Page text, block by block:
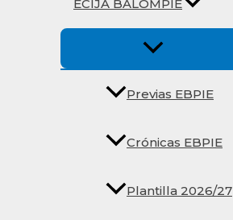
ÉCIJA BALOMPIÉ
Previas EBPIE
Crónicas EBPIE
Plantilla 2026/27